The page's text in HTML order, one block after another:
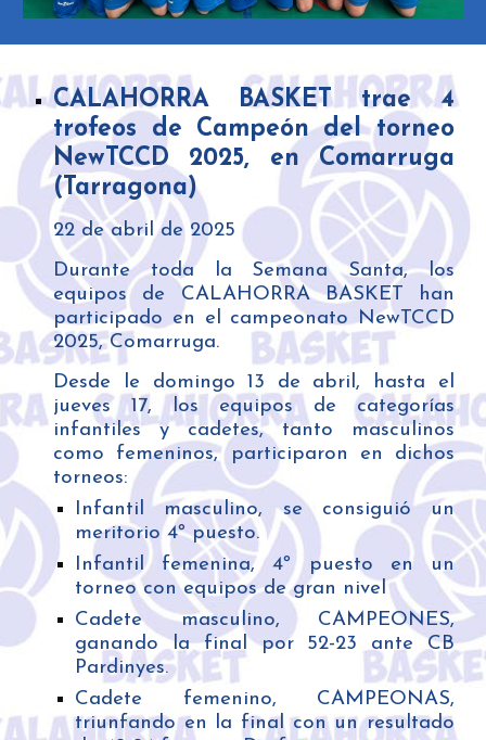
CALAHORRA BASKET trae 4
trofeos de Campeón del torneo
NewTCCD 2025, en Comarruga
(Tarragona)
22 de abril de 2025
Durante toda la Semana Santa, los
equipos de CALAHORRA BASKET han
participado en el campeonato NewTCCD
2025, Comarruga.
Desde le domingo 13 de abril, hasta el
jueves 17, los equipos de categorías
infantiles y cadetes, tanto masculinos
como femeninos, participaron en dichos
torneos:
Infantil masculino, se consiguió un
meritorio 4º puesto.
Infantil femenina, 4º puesto en un
torneo con equipos de gran nivel
Cadete masculino, CAMPEONES,
ganando la final por 52-23 ante CB
Pardinyes.
Cadete femenino, CAMPEONAS,
triunfando en la final con un resultado